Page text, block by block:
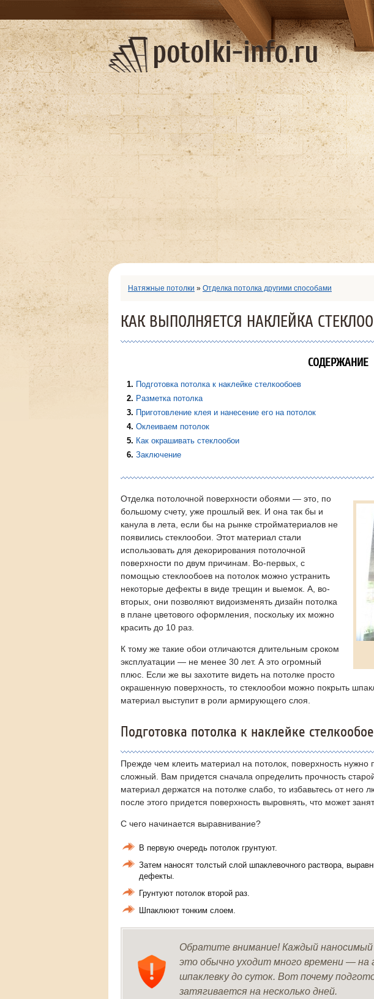
Натяжные потолки » Отделка потолка другими способами
КАК ВЫПОЛНЯЕТСЯ НАКЛЕЙКА
СОДЕРЖАНИЕ
1
Подготовка потолка к наклейке стелкообоев
2
Разметка потолка
3
Приготовление клея и нанесение его на потолок
4 Оклеиваем потолок
5
Как окрашивать стеклообои
6 Заключение
Отделка потолочной поверхности обоями — это, по
большому счету, уже прошлый век. И она так бы и
канула в лета, если бы на рынке стройматериалов не
появились стеклообои. Этот материал стали
использовать для декорирования потолочной
поверхности по двум причинам. Во-первых, с
помощью стеклообоев на потолок можно устранить
некоторые дефекты в виде трещин и выемок. А, во-
вторых, они позволяют видоизменять дизайн потолка
в плане цветового оформления, поскольку их можно
красить до 10 раз.
К тому же такие обои отличаются длительным сроком
эксплуатации — не менее 30 лет. А это огромный
плюс. Если же вы захотите видеть на потолке просто
окрашенную поверхность, то стеклообои можно покрыть
материал выступит в роли армирующего слоя.
Подготовка потолка к наклейке
Прежде чем клеить материал на потолок, поверхность нужно
сложный. Вам придется сначала определить прочность
материал держатся на потолке слабо, то избавьтесь от
после этого придется поверхность выровнять, что может
С чего начинается выравнивание?
В первую очередь потолок грунтуют.
Затем наносят толстый слой шпаклевочного раствора,
дефекты.
Грунтуют потолок второй раз.
Шпаклюют тонким слоем.
Обратите внимание! Каждый
это обычно уходит много времени — на
шпаклевку до суток. Вот почему
затягивается на несколько дней.